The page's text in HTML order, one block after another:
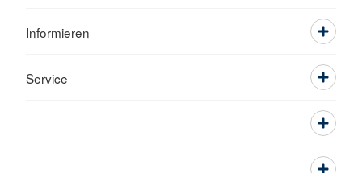
Informieren
Service